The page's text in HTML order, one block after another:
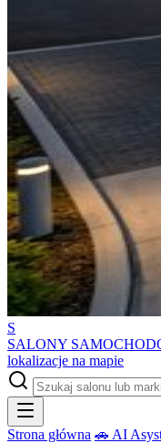
S
SALONY
lokalizacje na mapie
Strona główna 🚗 AI